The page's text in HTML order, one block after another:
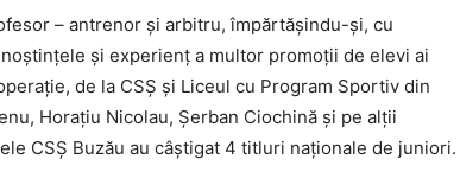
– antrenor şi arbitru, împărtăşindu-şi, cu
şi experienţ a multor promoţii de elevi ai
de la CSŞ şi Liceul cu Program Sportiv din
Horaţiu Nicolau, Şerban Ciochină şi pe alţii
CSŞ Buzău au câştigat 4 titluri naţionale de juniori.